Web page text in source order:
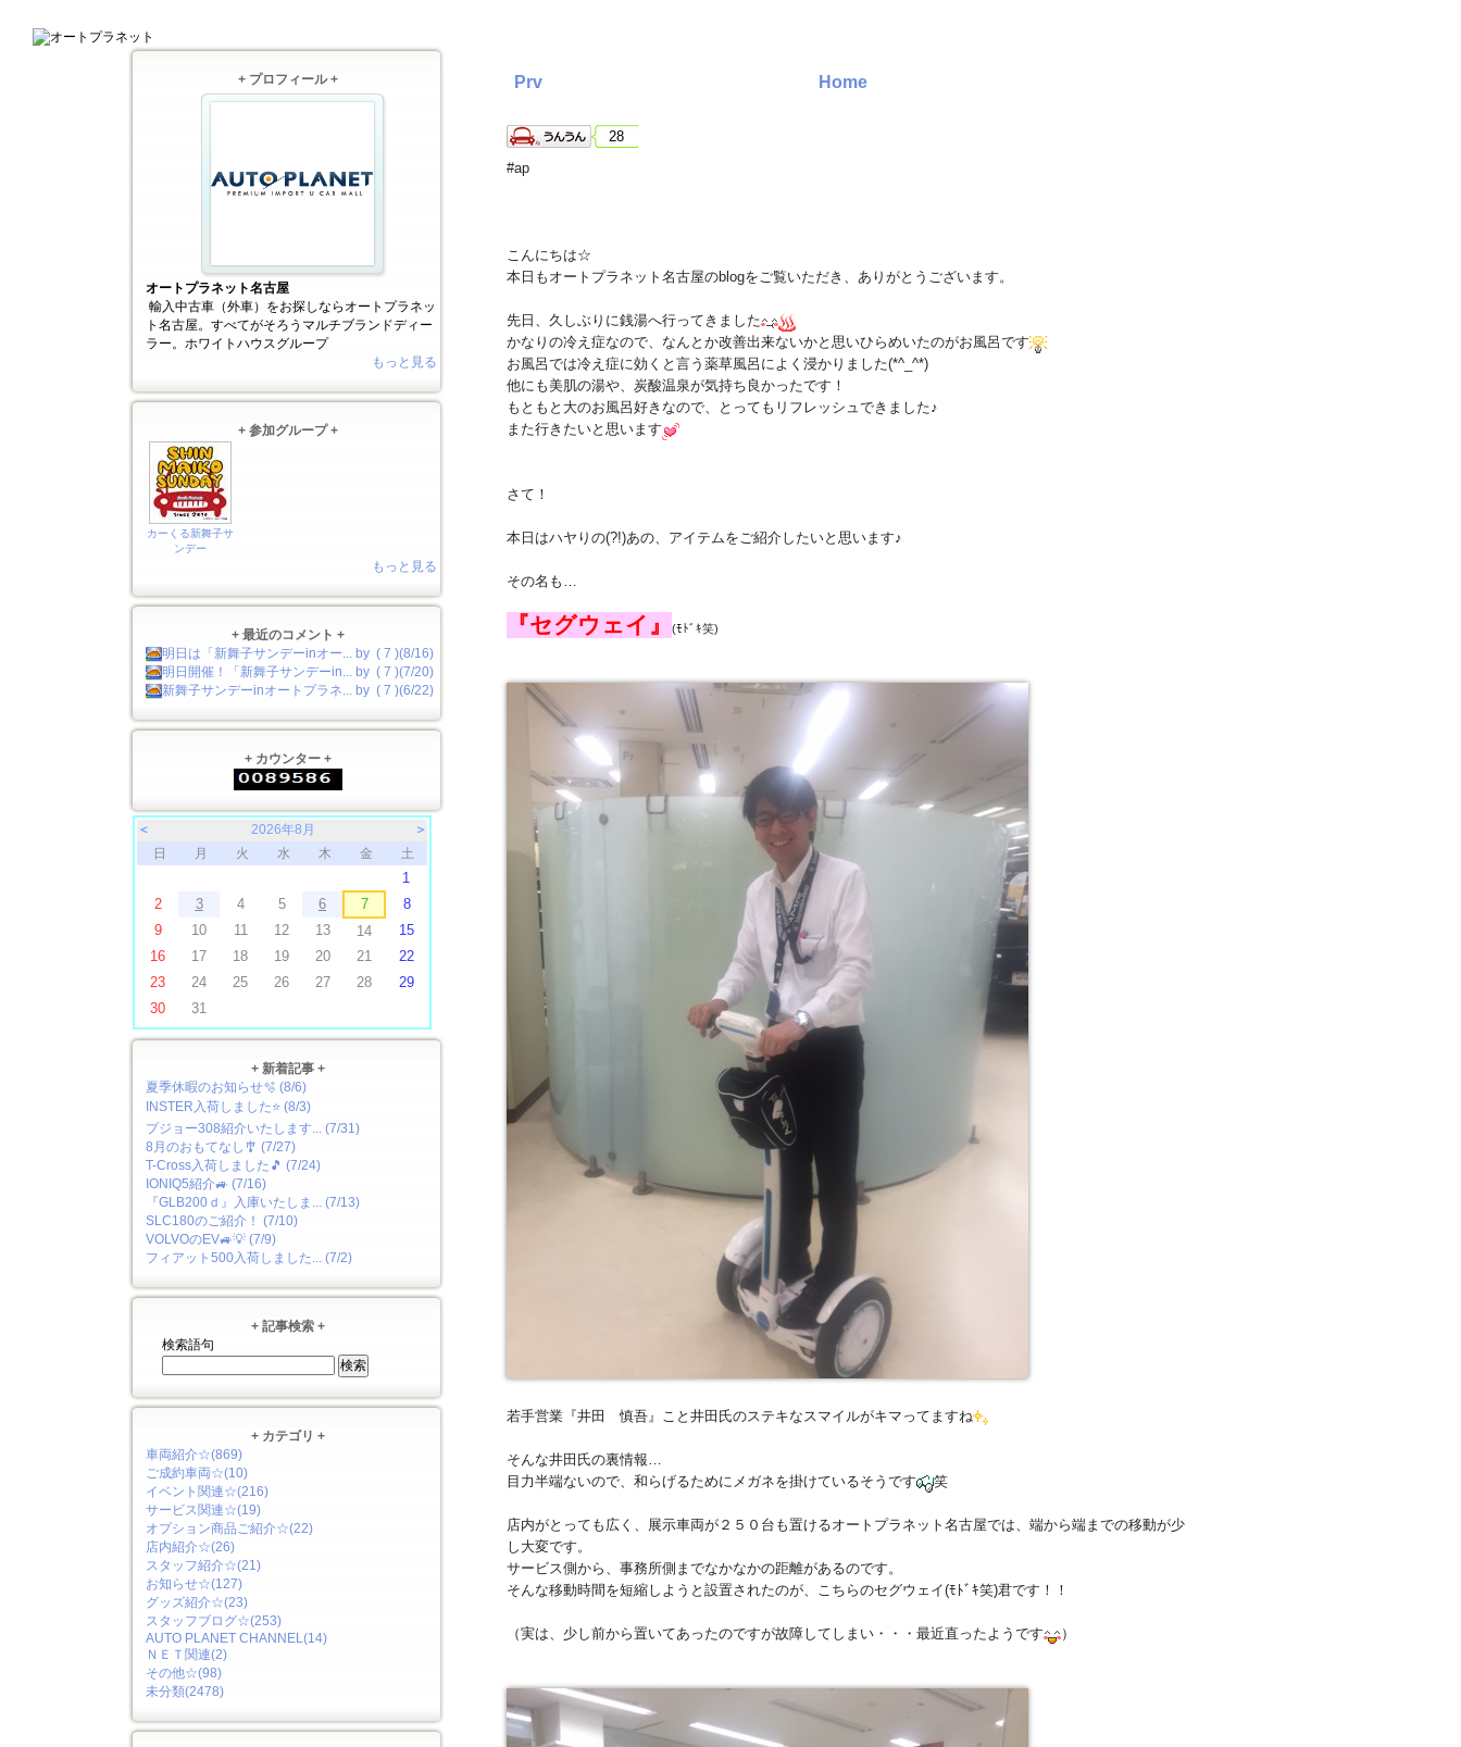
+ プロフィール +
オートプラネット名古屋
輸入中古車（外車）をお探しならオートプラネッ
ト名古屋。すべてがそろうマルチブランドディー
ラー。ホワイトハウスグループ
もっと見る
+ 参加グループ +
カーくる新舞子サ
ンデー
もっと見る
+ 最近のコメント +
明日は「新舞子サンデーinオー... by ( 7 )(8/16)
明日開催！「新舞子サンデーin... by ( 7 )(7/20)
新舞子サンデーinオートプラネ... by ( 7 )(6/22)
+ カウンター +
＜ 2026年8月
＞
日
月 火 水 木 金 土
1
2
3 4 5 6 7
8
9
10 11 12 13 14
15
16
17 18 19 20 21
22
23
24 25 26 27 28
29
30
31
+ 新着記事 +
夏季休暇のお知らせ🫧 (8/6)
INSTER入荷しました⭐ (8/3)
プジョー308紹介いたします... (7/31)
8月のおもてなし🎐 (7/27)
T-Cross入荷しました🎵 (7/24)
IONIQ5紹介🚙 (7/16)
『GLB200ｄ』入庫いたしま... (7/13)
SLC180のご紹介！ (7/10)
VOLVOのEV🚙💡 (7/9)
フィアット500入荷しました... (7/2)
+ 記事検索 +
検索語句
+ カテゴリ +
車両紹介☆(869)
ご成約車両☆(10)
イベント関連☆(216)
サービス関連☆(19)
オプション商品ご紹介☆(22)
店内紹介☆(26)
スタッフ紹介☆(21)
お知らせ☆(127)
グッズ紹介☆(23)
スタッフブログ☆(253)
AUTO PLANET CHANNEL(14)
ＮＥＴ関連(2)
その他☆(98)
未分類(2478)
Prv Home
28
#ap
こんにちは☆
本日もオートプラネット名古屋のblogをご覧いただき、ありがとうございます。
先日、久しぶりに銭湯へ行ってきました
かなりの冷え症なので、なんとか改善出来ないかと思いひらめいたのがお風呂です
お風呂では冷え症に効くと言う薬草風呂によく浸かりました(*^_^*)
他にも美肌の湯や、炭酸温泉が気持ち良かったです！
もともと大のお風呂好きなので、とってもリフレッシュできました♪
また行きたいと思います
さて！
本日はハヤりの(?!)あの、アイテムをご紹介したいと思います♪
その名も…
『セグウェイ』 (ﾓﾄﾞｷ笑)
若手営業『井田 慎吾』こと井田氏のステキなスマイルがキマってますね
そんな井田氏の裏情報…
目力半端ないので、和らげるためにメガネを掛けているそうです
笑
店内がとっても広く、展示車両が２５０台も置けるオートプラネット名古屋では、端から端までの移動が少
し大変です。
サービス側から、事務所側までなかなかの距離があるのです。
そんな移動時間を短縮しようと設置されたのが、こちらのセグウェイ(ﾓﾄﾞｷ笑)君です！！
（実は、少し前から置いてあったのですが故障してしまい・・・最近直ったようです ）